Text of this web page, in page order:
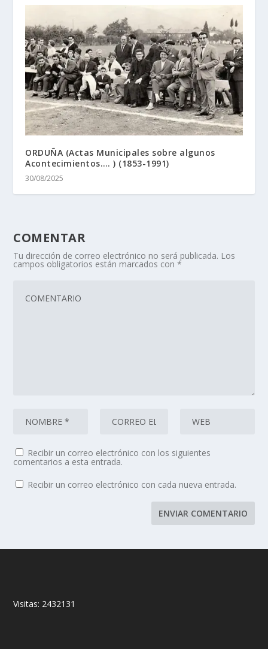
ORDUÑA (Actas Municipales sobre algunos
Acontecimientos…. ) (1853-1991)
30/08/2025
COMENTAR
Tu dirección de correo electrónico no será publicada. Los
campos obligatorios están marcados con*
Recibir un correo electrónico con los siguientes
comentarios a esta entrada.
Recibir un correo electrónico con cada nueva entrada.
Visitas: 2432131